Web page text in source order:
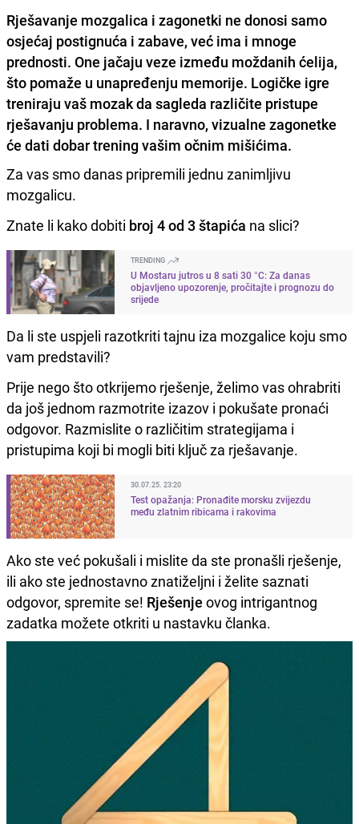
Rješavanje mozgalica i zagonetki ne donosi samo
osjećaj postignuća i zabave, već ima i mnoge
prednosti. One jačaju veze između moždanih ćelija,
što pomaže u unapređenju memorije. Logičke igre
treniraju vaš mozak da sagleda različite pristupe
rješavanju problema. I naravno, vizualne zagonetke
će dati dobar trening vašim očnim mišićima.
Za vas smo danas pripremili jednu zanimljivu
mozgalicu.
Znate li kako dobiti broj 4 od 3 štapića na slici?
TRENDING
U Mostaru jutros u 8 sati 30 °C: Za danas
objavljeno upozorenje, pročitajte i prognozu do
srijede
Da li ste uspjeli razotkriti tajnu iza mozgalice koju smo
vam predstavili?
Prije nego što otkrijemo rješenje, želimo vas ohrabriti
da još jednom razmotrite izazov i pokušate pronaći
odgovor. Razmislite o različitim strategijama i
pristupima koji bi mogli biti ključ za rješavanje.
30.07.25. 23:20
Test opažanja: Pronađite morsku zvijezdu
među zlatnim ribicama i rakovima
Ako ste već pokušali i mislite da ste pronašli rješenje,
ili ako ste jednostavno znatiželjni i želite saznati
odgovor, spremite se! Rješenje ovog intrigantnog
zadatka možete otkriti u nastavku članka.